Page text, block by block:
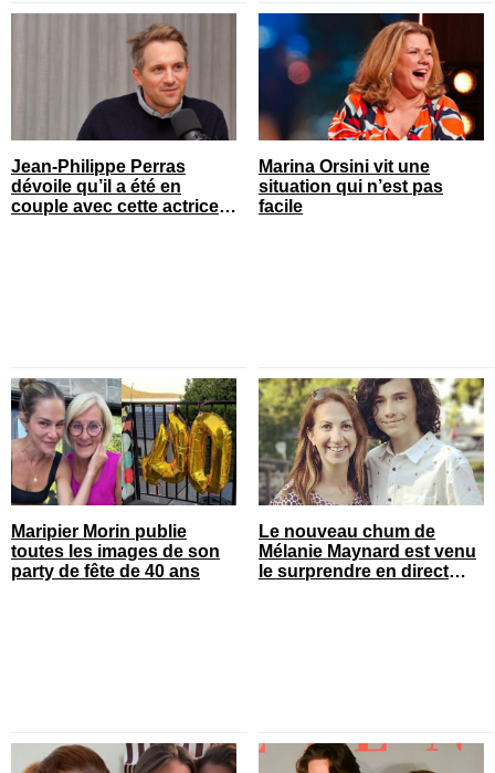
Jean-Philippe Perras
dévoile qu’il a été en
couple avec cette actrice
Marina Orsini vit une
situation qui n’est pas
facile
Maripier Morin publie
toutes les images de son
party de fête de 40 ans
Le nouveau chum de
Mélanie Maynard est venu
le surprendre en direct